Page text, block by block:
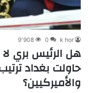
k hor
0 9٬908
هل الرئيس بري
حاولت بغداد
والأميركيين؟